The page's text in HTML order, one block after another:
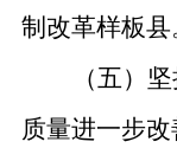
制改革样板县
（五）
质量进一步改